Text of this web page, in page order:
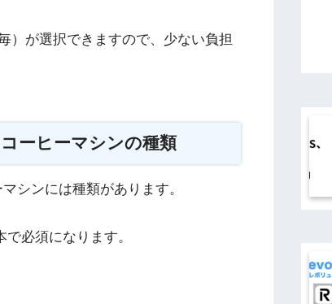
）が選択できますので、少ない負担
ーヒーマシンの種類
シンには種類があります。
必須になります。